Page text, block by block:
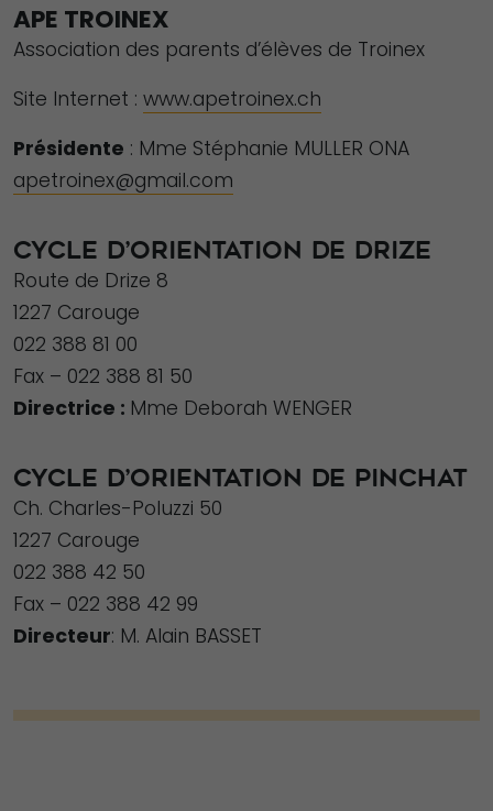
APE TROINEX
Association des parents d’élèves de Troinex
Site Internet : www.apetroinex.ch
Présidente : Mme Stéphanie MULLER ONA
apetroinex@gmail.com
CYCLE D’ORIENTATION DE DRIZE
Route de Drize 8
1227 Carouge
022 388 81 00
Fax – 022 388 81 50
Directrice : Mme Deborah WENGER
CYCLE D’ORIENTATION DE PINCHAT
Ch. Charles-Poluzzi 50
1227 Carouge
022 388 42 50
Fax – 022 388 42 99
Directeur: M. Alain BASSET